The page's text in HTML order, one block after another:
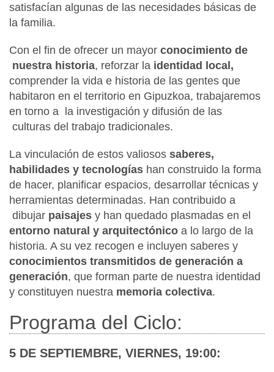
satisfacían algunas de las necesidades básicas de
la familia.
Con el fin de ofrecer un mayor conocimiento de
nuestra historia, reforzar la identidad local,
comprender la vida e historia de las gentes que
habitaron en el territorio en Gipuzkoa, trabajaremos
en torno a la investigación y difusión de las
culturas del trabajo tradicionales.
La vinculación de estos valiosos saberes,
habilidades y tecnologías han construido la forma
de hacer, planificar espacios, desarrollar técnicas y
herramientas determinadas. Han contribuido a
dibujar paisajes y han quedado plasmadas en el
entorno natural y arquitectónico a lo largo de la
historia. A su vez recogen e incluyen saberes y
conocimientos transmitidos de generación a
generación, que forman parte de nuestra identidad
y constituyen nuestra memoria colectiva.
Programa del Ciclo:
5 DE SEPTIEMBRE, VIERNES, 19:00: